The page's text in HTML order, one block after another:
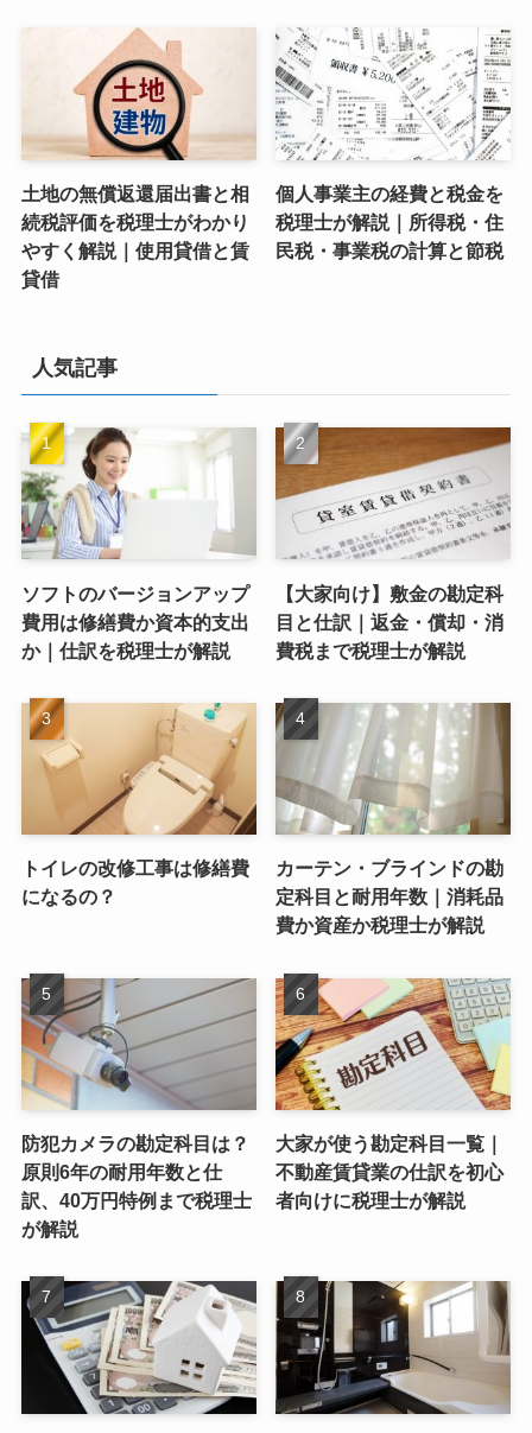
土地の無償返還届出書と相
続税評価を税理士がわかり
やすく解説｜使用貸借と賃
貸借
個人事業主の経費と税金を
税理士が解説｜所得税・住
民税・事業税の計算と節税
人気記事
ソフトのバージョンアップ
費用は修繕費か資本的支出
か｜仕訳を税理士が解説
【大家向け】敷金の勘定科
目と仕訳｜返金・償却・消
費税まで税理士が解説
トイレの改修工事は修繕費
になるの？
カーテン・ブラインドの勘
定科目と耐用年数｜消耗品
費か資産か税理士が解説
防犯カメラの勘定科目は？
原則6年の耐用年数と仕
訳、40万円特例まで税理士
が解説
大家が使う勘定科目一覧｜
不動産賃貸業の仕訳を初心
者向けに税理士が解説